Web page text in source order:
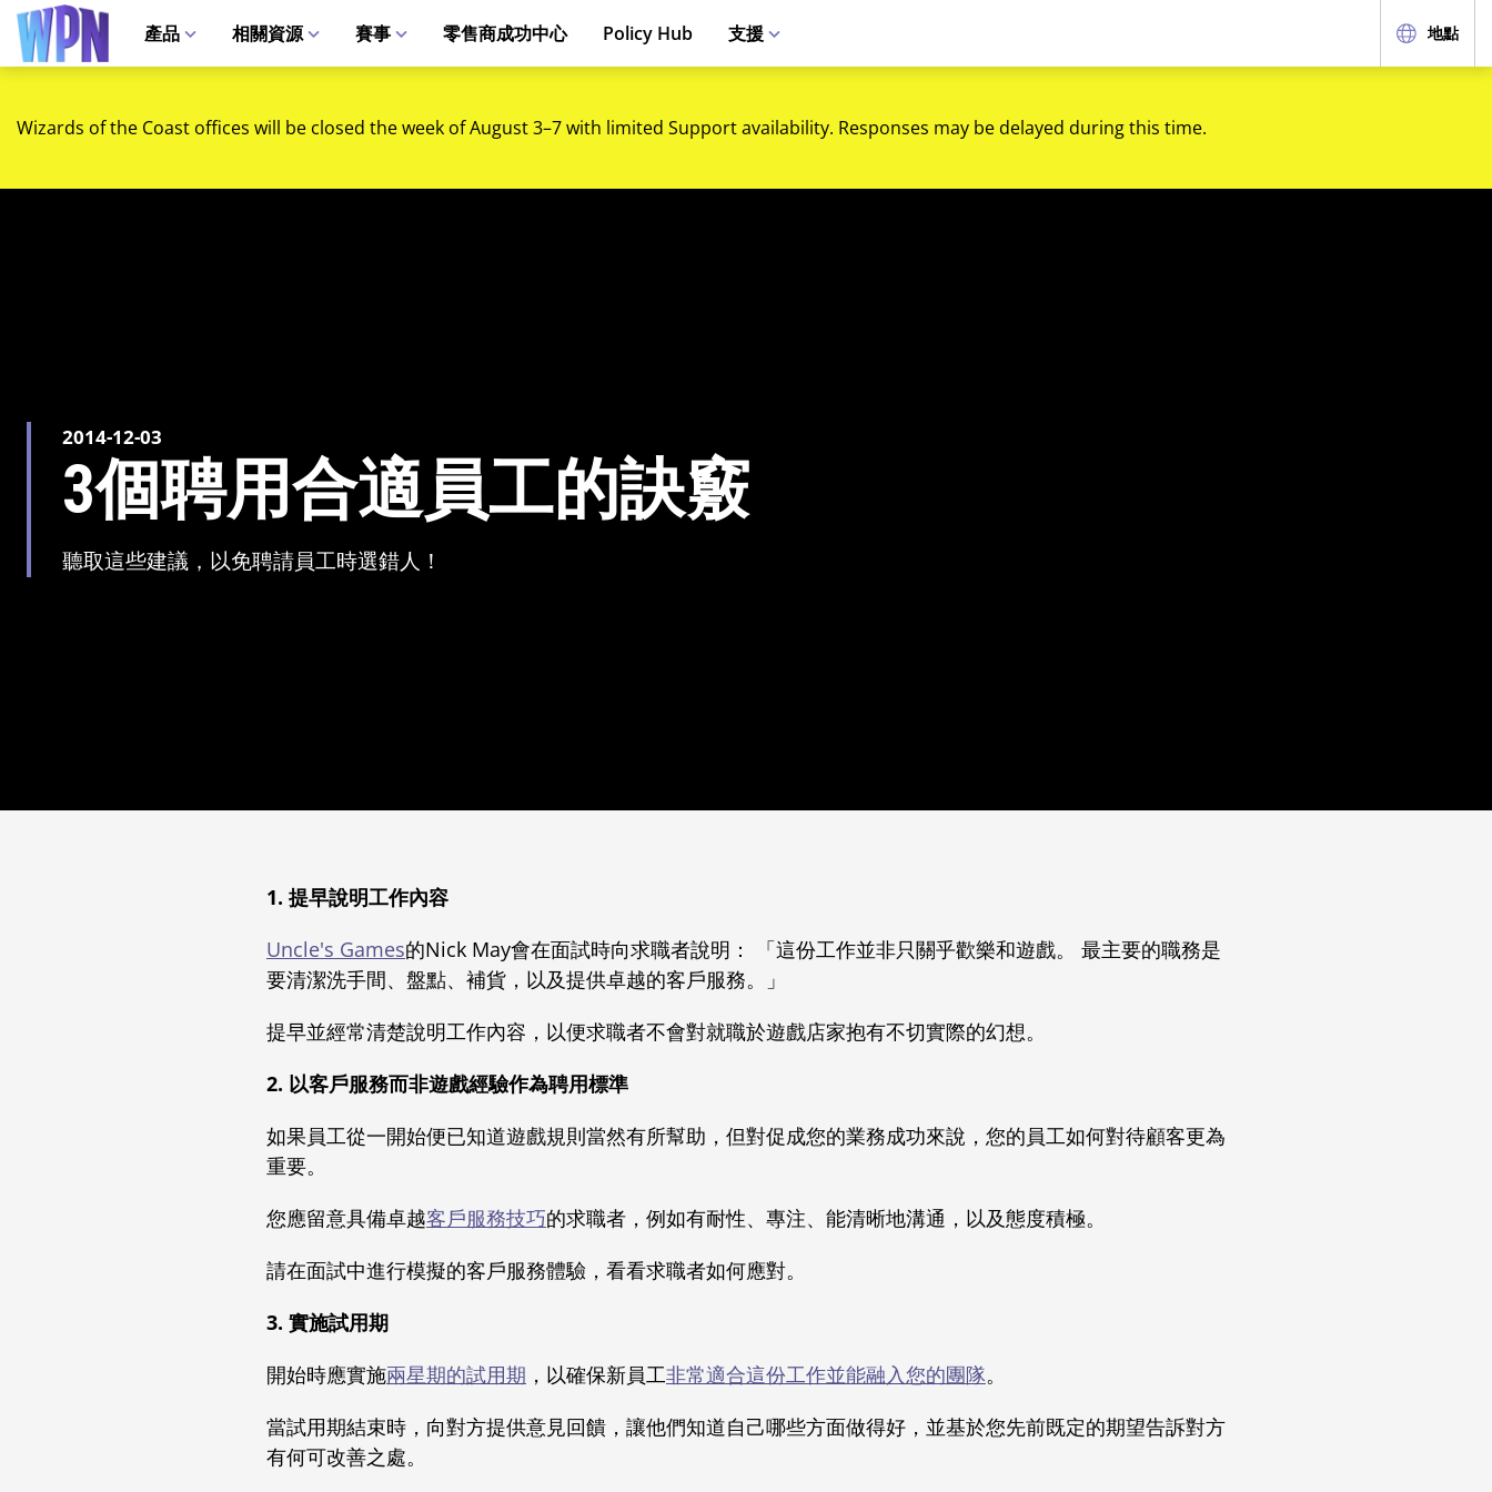
產品 相關資源 賽事 零售商成功中心 Policy Hub 支援 地點
Wizards of the Coast offices will be closed the week of August 3–7 with limited Support availability. Responses may be delayed during this time.
2014-12-03
3個聘用合適員工的訣竅
聽取這些建議，以免聘請員工時選錯人！
1. 提早說明工作內容
Uncle's Games的Nick May會在面試時向求職者說明： 「這份工作並非只關乎歡樂和遊戲。 最主要的職務是
要清潔洗手間、盤點、補貨，以及提供卓越的客戶服務。」
提早並經常清楚說明工作內容，以便求職者不會對就職於遊戲店家抱有不切實際的幻想。
2. 以客戶服務而非遊戲經驗作為聘用標準
如果員工從一開始便已知道遊戲規則當然有所幫助，但對促成您的業務成功來說，您的員工如何對待顧客更為
重要。
您應留意具備卓越客戶服務技巧的求職者，例如有耐性、專注、能清晰地溝通，以及態度積極。
請在面試中進行模擬的客戶服務體驗，看看求職者如何應對。
3. 實施試用期
開始時應實施兩星期的試用期 ，以確保新員工非常適合這份工作並能融入您的團隊。
當試用期結束時，向對方提供意見回饋，讓他們知道自己哪些方面做得好，並基於您先前既定的期望告訴對方
有何可改善之處。